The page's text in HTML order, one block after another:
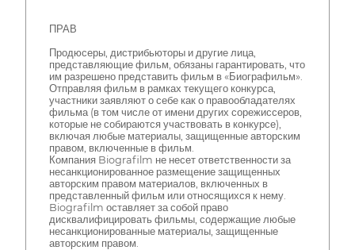
ПРАВ
Продюсеры, дистрибьюторы и другие лица,
представляющие фильм, обязаны гарантировать, что
им разрешено представить фильм в «Биографильм».
Отправляя фильм в рамках текущего конкурса,
участники заявляют о себе как о правообладателях
фильма (в том числе от имени других сорежиссеров,
которые не собираются участвовать в конкурсе),
включая любые материалы, защищенные авторским
правом, включенные в фильм.
Компания Biografilm не несет ответственности за
несанкционированное размещение защищенных
авторским правом материалов, включенных в
представленный фильм или относящихся к нему.
Biografilm оставляет за собой право
дисквалифицировать фильмы, содержащие любые
несанкционированные материалы, защищенные
авторским правом.